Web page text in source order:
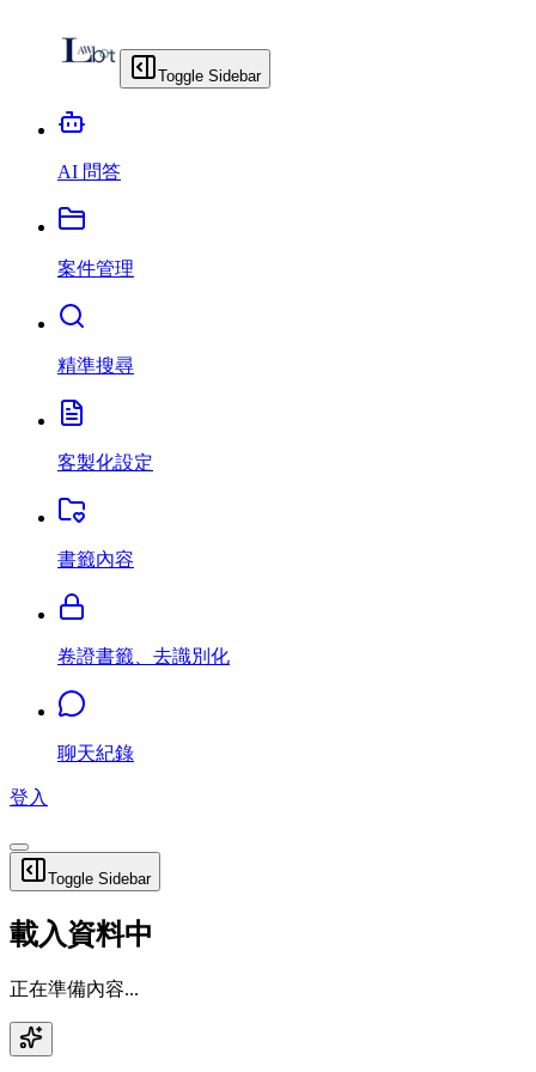
Toggle Sidebar
AI 問答
案件管理
精準搜尋
客製化設定
書籤內容
卷證書籤、去識別化
聊天紀錄
登入
Toggle Sidebar
載入資料中
正在準備內容...